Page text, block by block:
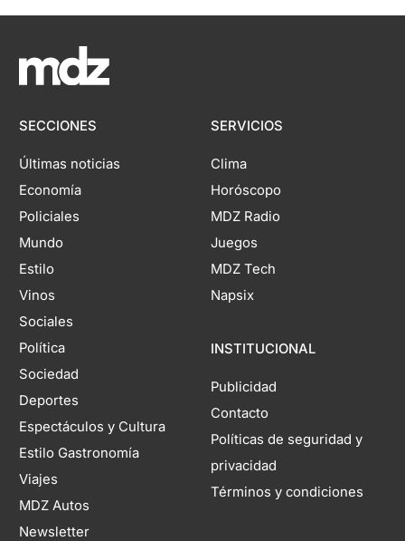
SECCIONES
Últimas noticias
Economía
Policiales
Mundo
Estilo
Vinos
Sociales
Política
Sociedad
Deportes
Espectáculos y Cultura
Estilo Gastronomía
Viajes
MDZ Autos
Newsletter
SERVICIOS
Clima
Horóscopo
MDZ Radio
Juegos
MDZ Tech
Napsix
INSTITUCIONAL
Publicidad
Contacto
Políticas de seguridad y
privacidad
Términos y condiciones